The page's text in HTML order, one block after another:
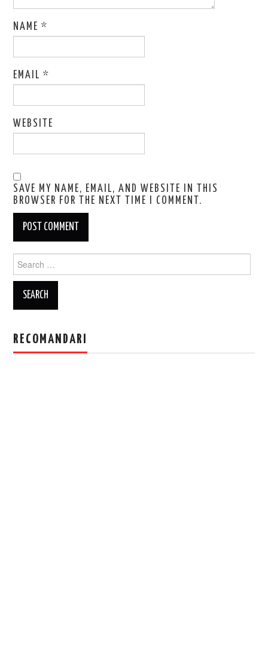
NAME*
EMAIL*
WEBSITE
SAVE MY NAME, EMAIL, AND WEBSITE IN THIS
BROWSER FOR THE NEXT TIME I COMMENT.
Search
for:
RECOMANDARI